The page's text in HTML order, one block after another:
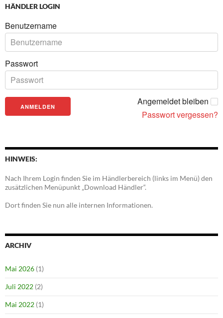
HÄNDLER LOGIN
Benutzername
Passwort
Angemeldet bleiben
Passwort vergessen?
HINWEIS:
Nach Ihrem Login finden Sie im Händlerbereich (links im Menü) den
zusätzlichen Menüpunkt „Download Händler“.
Dort finden Sie nun alle internen Informationen.
ARCHIV
Mai 2026 (1)
Juli 2022 (2)
Mai 2022 (1)